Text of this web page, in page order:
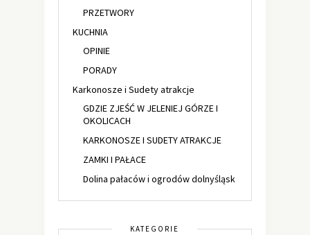
PRZETWORY
KUCHNIA
OPINIE
PORADY
Karkonosze i Sudety atrakcje
GDZIE ZJEŚĆ W JELENIEJ GÓRZE I
OKOLICACH
KARKONOSZE I SUDETY ATRAKCJE
ZAMKI I PAŁACE
Dolina pałaców i ogrodów dolnyśląsk
KATEGORIE